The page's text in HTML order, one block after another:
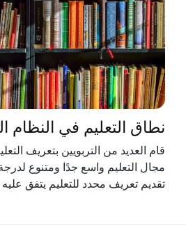
نطاق التعليم في النظام
قام العديد من التربويين بتعريف
مجال التعليم واسع جدًا ومتنوع
تقديم تعريف محدد للتعليم يتفق عليه